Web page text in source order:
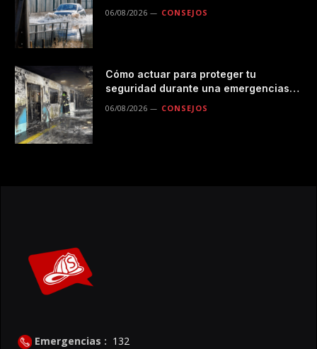
durante las lluvias
06/08/2026 CONSEJOS
Cómo actuar para proteger tu
seguridad durante una emergencias
en el transporte público
06/08/2026 CONSEJOS
Emergencias : 132